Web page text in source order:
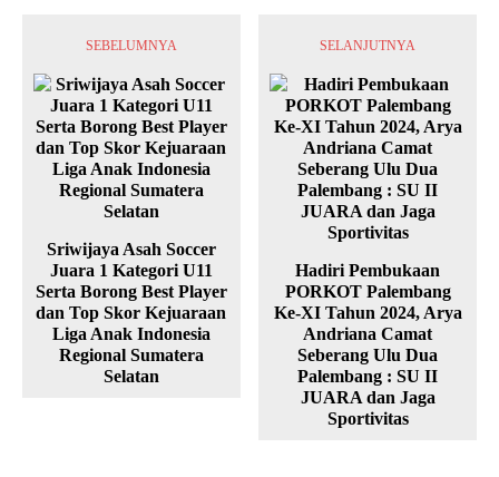
SEBELUMNYA
Sriwijaya Asah Soccer
Juara 1 Kategori U11
Serta Borong Best Player
dan Top Skor Kejuaraan
Liga Anak Indonesia
Regional Sumatera
Selatan
SELANJUTNYA
Hadiri Pembukaan
PORKOT Palembang
Ke-XI Tahun 2024, Arya
Andriana Camat
Seberang Ulu Dua
Palembang : SU II
JUARA dan Jaga
Sportivitas